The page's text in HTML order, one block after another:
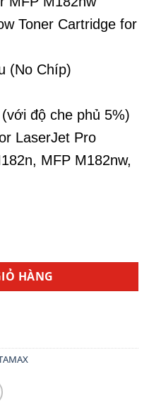
Toner Cartridge for
(No Chíp)
độ che phủ 5%)
LaserJet Pro
MFP M182nw,
- Dùng Cho Máy In
HÀNG